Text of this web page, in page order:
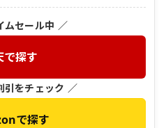
ムセール中 ／
で探す
引をチェック ／
で探す